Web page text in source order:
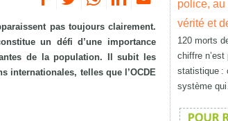
pas toujours clairement.
un défi d’une importance
de la population. Il subit les
internationales, telles que l’OCDE
police, au
vérité et
120 morts
chiffre n’est
statistique :
système